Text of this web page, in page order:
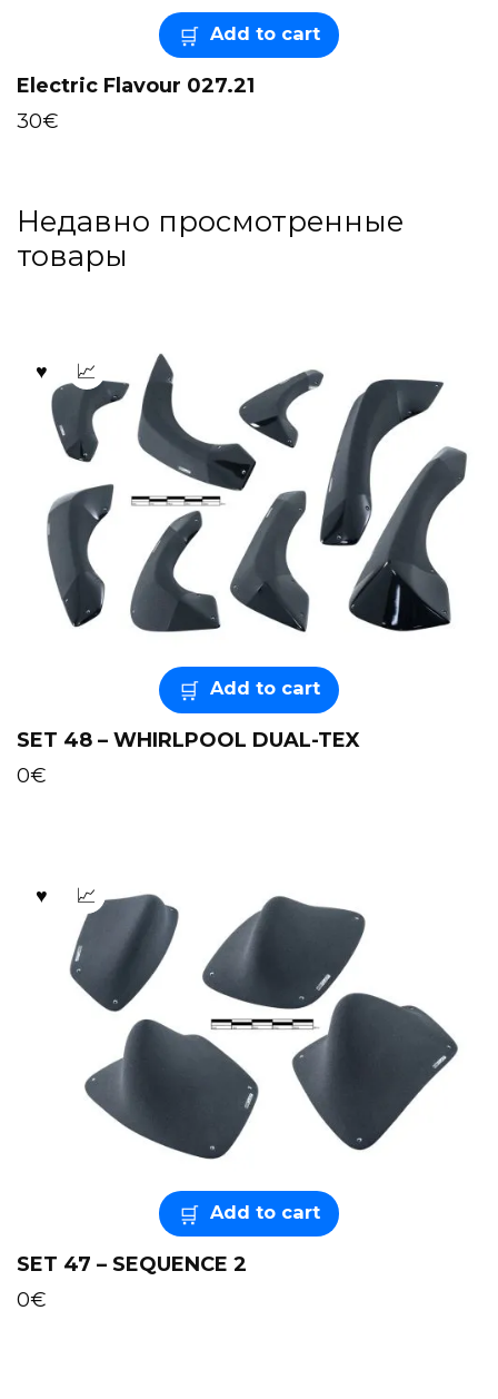
Add to cart
Electric Flavour 027.21
30€
Недавно просмотренные
товары
Add to cart
SET 48 – WHIRLPOOL DUAL-TEX
0€
Add to cart
SET 47 – SEQUENCE 2
0€